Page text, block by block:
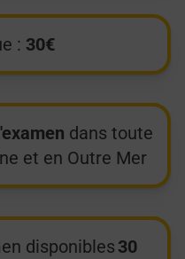
: 30€
dans toute
et en Outre Mer
disponibles 30